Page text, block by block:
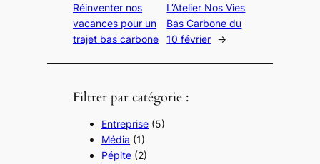
Réinventer nos
vacances pour un
trajet bas carbone
L’Atelier Nos Vies
Bas Carbone du
10 février →
Filtrer par catégorie :
Entreprise (5)
Média (1)
Pépite (2)